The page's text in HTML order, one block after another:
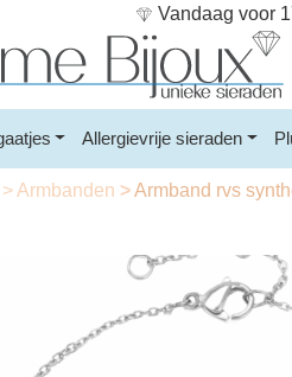
Vandaag voor
Allergievrije sieraden
>Armbanden > Armband rvs